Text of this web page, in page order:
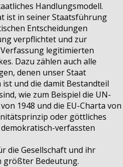
Handlungsmodell.
ist in seiner Staatsführung
Entscheidungen
verpflichtet und zur
legitimierten
Dazu zählen auch alle
denen unser Staat
und die damit Bestandteil
wie zum Beispiel die UN-
1948 und die EU-Charta von
oder göttliches
verfassten
die Gesellschaft und ihr
größter Bedeutung.